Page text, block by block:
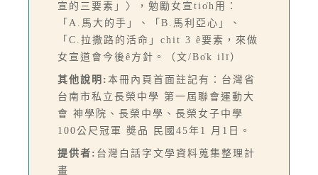
宣的三要素」〉，勉勵女宣tio̍h用：
「A.馬大的手」、「B.馬利亞心」、
「C.拉撒路的活命」chit 3 ê要素，來做
女宣道會今後ê方針。（文/Bo̍k ilī）
其他說明: 本冊內頁首面註記有：台灣省
台南市私立長榮中學 第一屆聯會運動大
會 神學院、長榮中學、長榮女子中學
100公尺冠軍 奬品 民國45年1 月1日。
提供者: 台灣白話字文學資料蒐集整理計
畫